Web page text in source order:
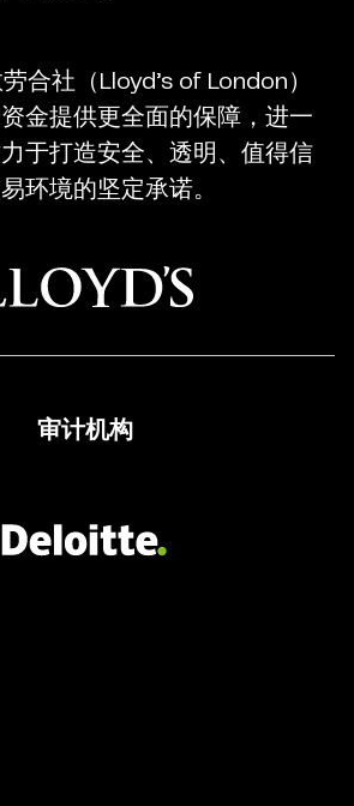
CFD
Trading
Regulated
Broker
合社（Lloyd’s of London）
金提供更全面的保障，进一
于打造安全、透明、值得信
环境的坚定承诺。
审计机构